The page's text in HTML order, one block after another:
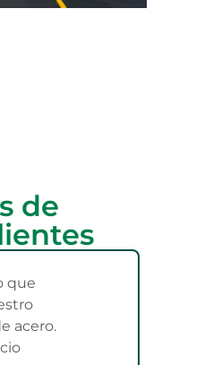
de
que
acero.